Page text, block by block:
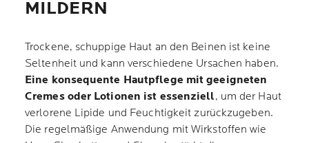
MILDERN
Trockene, schuppige Haut an den Beinen ist keine
Seltenheit und kann verschiedene Ursachen haben.
Eine konsequente Hautpflege mit geeigneten
Cremes oder Lotionen ist essenziell, um der Haut
verlorene Lipide und Feuchtigkeit zurückzugeben.
Die regelmäßige Anwendung mit Wirkstoffen wie